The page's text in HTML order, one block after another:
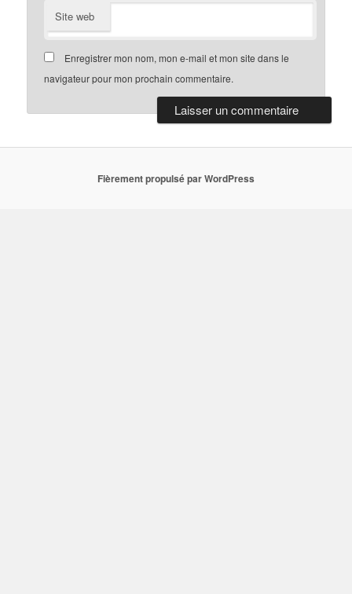
Site web
Enregistrer mon nom, mon e-mail et mon site dans le
navigateur pour mon prochain commentaire.
Fièrement propulsé par WordPress